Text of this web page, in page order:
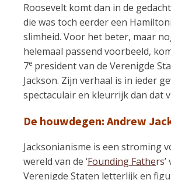
Roosevelt komt dan in de
die was toch eerder een
slimheid. Voor het beter, maar
helemaal passend voorbeeld,
7e president van de Verenigde
Jackson. Zijn verhaal is in ieder
spectaculair en kleurrijk dan dat
De houwdegen: Andrew
Jacksonianisme is een stroming
wereld van de ‘Founding Fathers
Verenigde Staten letterlijk en